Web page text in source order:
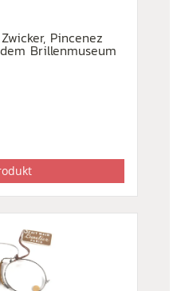
Pincenez
Brillenmuseum